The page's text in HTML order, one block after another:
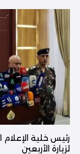
رئيس خلية
لزيارة الأربعين